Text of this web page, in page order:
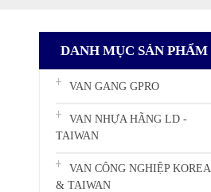
DANH MỤC SẢN PHẨM
VAN GANG GPRO
VAN NHỰA HÃNG LD -
TAIWAN
VAN CÔNG NGHIỆP KOREA
& TAIWAN